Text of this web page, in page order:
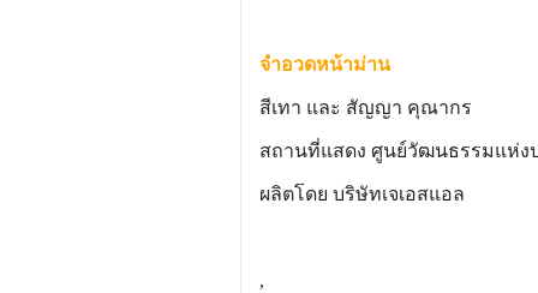
จำอวดหน้าม่าน
สีเทา และ สัญญา คุณากร
สถานที่แสดง ศูนย์วัฒนธรรมแห่ง
ผลิตโดย บริษัทเจเอสแอล
,